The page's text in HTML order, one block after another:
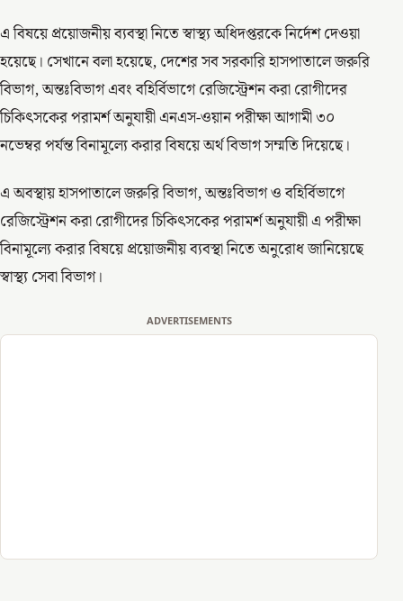
এ বিষয়ে প্রয়োজনীয় ব্যবস্থা নিতে স্বাস্থ্য অধিদপ্তরকে নির্দেশ দেওয়া
হয়েছে। সেখানে বলা হয়েছে, দেশের সব সরকারি হাসপাতালে জরুরি
বিভাগ, অন্তঃবিভাগ এবং বহির্বিভাগে রেজিস্ট্রেশন করা রোগীদের
চিকিৎসকের পরামর্শ অনুযায়ী এনএস-ওয়ান পরীক্ষা আগামী ৩০
নভেম্বর পর্যন্ত বিনামূল্যে করার বিষয়ে অর্থ বিভাগ সম্মতি দিয়েছে।
এ অবস্থায় হাসপাতালে জরুরি বিভাগ, অন্তঃবিভাগ ও বহির্বিভাগে
রেজিস্ট্রেশন করা রোগীদের চিকিৎসকের পরামর্শ অনুযায়ী এ পরীক্ষা
বিনামূল্যে করার বিষয়ে প্রয়োজনীয় ব্যবস্থা নিতে অনুরোধ জানিয়েছে
স্বাস্থ্য সেবা বিভাগ।
ADVERTISEMENTS